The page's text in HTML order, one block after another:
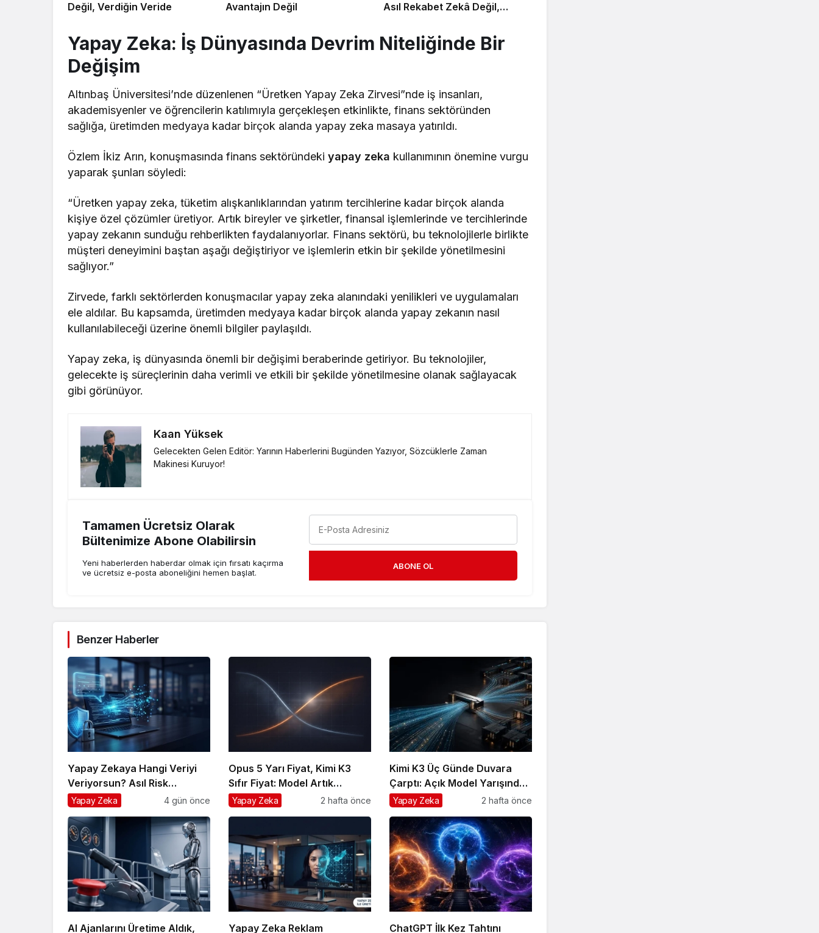
Değil, Verdiğin Veride
Avantajın Değil
Asıl Rekabet Zekâ Değil,
Yapay Zeka: İş Dünyasında Devrim Niteliğinde Bir
Değişim
Altınbaş Üniversitesi’nde düzenlenen “Üretken Yapay Zeka Zirvesi”nde iş insanları,
akademisyenler ve öğrencilerin katılımıyla gerçekleşen etkinlikte, finans sektöründen
sağlığa, üretimden medyaya kadar birçok alanda yapay zeka masaya yatırıldı.
Özlem İkiz Arın, konuşmasında finans sektöründekiyapay zeka kullanımının önemine vurgu
yaparak şunları söyledi:
“Üretken yapay zeka, tüketim alışkanlıklarından yatırım tercihlerine kadar birçok alanda
kişiye özel çözümler üretiyor. Artık bireyler ve şirketler, finansal işlemlerinde ve tercihlerinde
yapay zekanın sunduğu rehberlikten faydalanıyorlar. Finans sektörü, bu teknolojilerle birlikte
müşteri deneyimini baştan aşağı değiştiriyor ve işlemlerin etkin bir şekilde yönetilmesini
sağlıyor.”
Zirvede, farklı sektörlerden konuşmacılar yapay zeka alanındaki yenilikleri ve uygulamaları
ele aldılar. Bu kapsamda, üretimden medyaya kadar birçok alanda yapay zekanın nasıl
kullanılabileceği üzerine önemli bilgiler paylaşıldı.
Yapay zeka, iş dünyasında önemli bir değişimi beraberinde getiriyor. Bu teknolojiler,
gelecekte iş süreçlerinin daha verimli ve etkili bir şekilde yönetilmesine olanak sağlayacak
gibi görünüyor.
Kaan Yüksek
Gelecekten Gelen Editör: Yarının Haberlerini Bugünden Yazıyor, Sözcüklerle Zaman
Makinesi Kuruyor!
Tamamen Ücretsiz Olarak
Bültenimize Abone Olabilirsin
Yeni haberlerden haberdar olmak için fırsatı kaçırma
ve ücretsiz e-posta aboneliğini hemen başlat.
ABONE OL
Benzer Haberler
Yapay Zekaya Hangi Veriyi
Veriyorsun? Asıl Risk
Ürettiğin Değil, Verdiğin
Yapay Zeka 4 gün önce
Opus 5 Yarı Fiyat, Kimi K3
Sıfır Fiyat: Model Artık
Rekabet Avantajın Değil
Yapay Zeka 2 hafta önce
Kimi K3 Üç Günde Duvara
Çarptı: Açık Model Yarışında
Asıl Rekabet Zekâ Değil,
Yapay Zeka 2 hafta önce
AI Ajanlarını Üretime Aldık,
Yapay Zeka Reklam
ChatGPT İlk Kez Tahtını